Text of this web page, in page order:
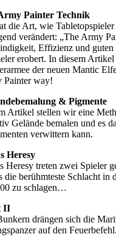
Painter Technik
die Art, wie
verändert: „The Army
Effizienz und guten
erobert. In diesem
der neuen Mantic
Painter way!
& Pigmente
Artikel stellen wir eine
Gelände bemalen und es
verwittern kann.
Heresy
Heresy treten zwei Spieler
die berühmteste Schlacht in
zu schlagen…
II
drängen sich die
auf den